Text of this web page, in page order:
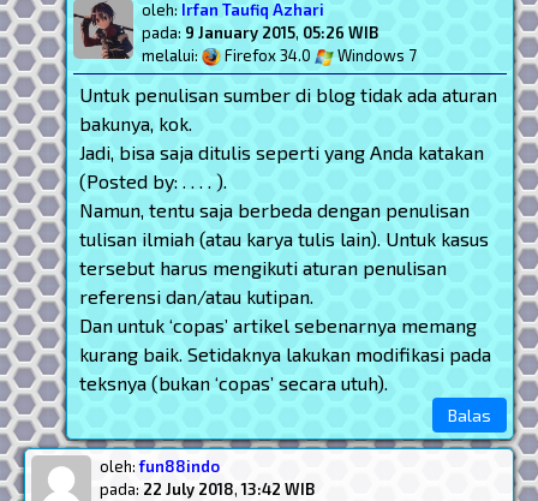
oleh: Irfan Taufiq Azhari
pada: 9 January 2015, 05:26 WIB
melalui:
Firefox 34.0 Windows 7
Untuk penulisan sumber di blog tidak ada aturan
bakunya, kok.
Jadi, bisa saja ditulis seperti yang Anda katakan
(Posted by: . . . . ).
Namun, tentu saja berbeda dengan penulisan
tulisan ilmiah (atau karya tulis lain). Untuk kasus
tersebut harus mengikuti aturan penulisan
referensi dan/atau kutipan.
Dan untuk ‘copas’ artikel sebenarnya memang
kurang baik. Setidaknya lakukan modifikasi pada
teksnya (bukan ‘copas’ secara utuh).
Balas
oleh:fun88indo
pada: 22 July 2018,13:42 WIB